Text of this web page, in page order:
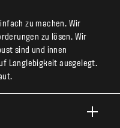
zu machen. Wir
zu lösen. Wir
sind und innen
Langlebigkeit ausgelegt.